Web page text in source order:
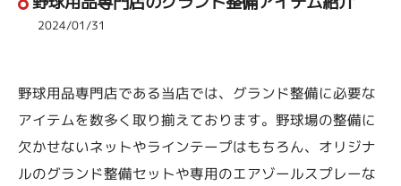
2024/01/31
野球用品専門店である当店では、グランド整備に必要な
アイテムを数多く取り揃えております。野球場の整備に
欠かせないネットやラインテープはもちろん、オリジナ
ルのグランド整備セットや専用のエアゾールスプレーな